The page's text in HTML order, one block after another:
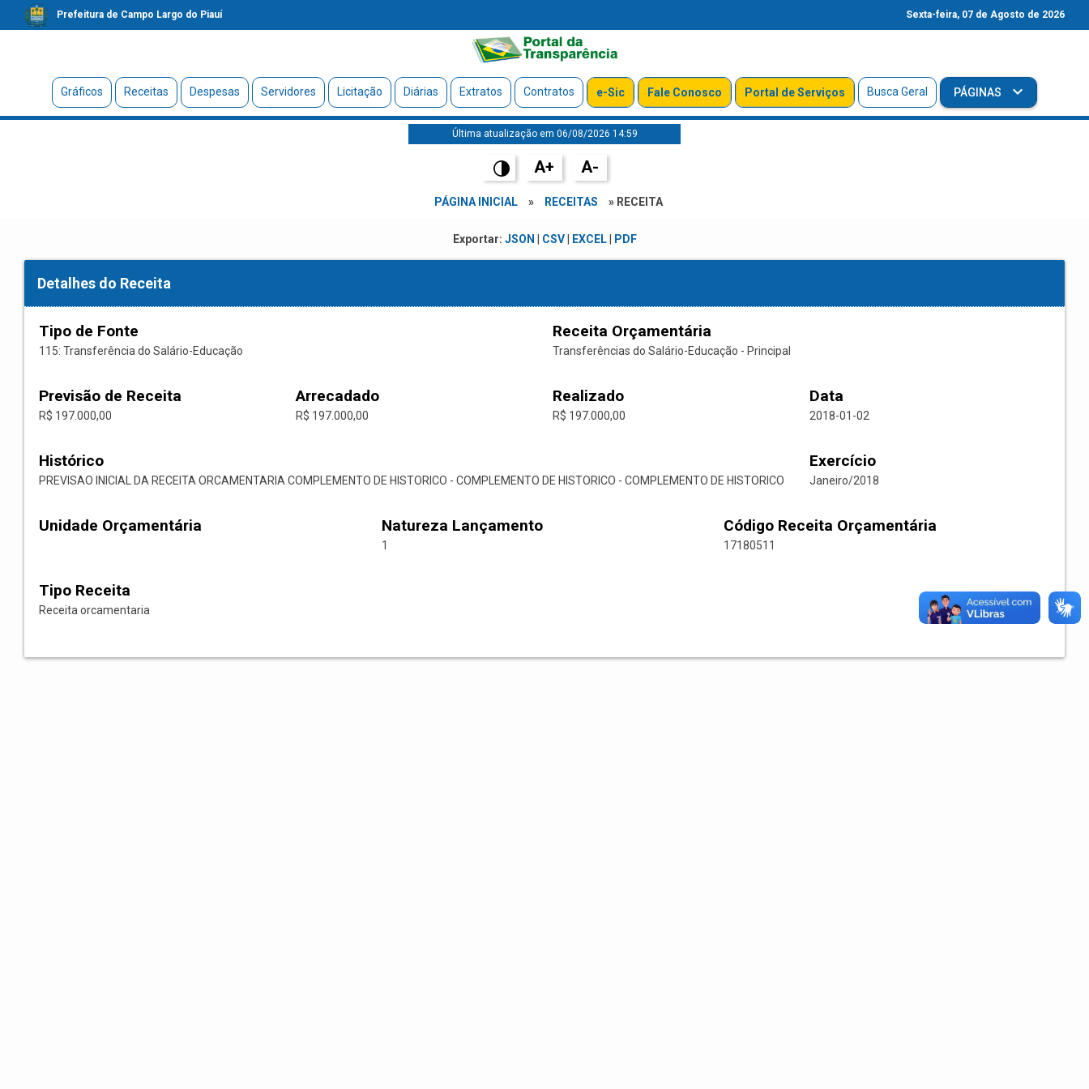
Prefeitura de Campo Largo do Piauí Sexta-feira, 07 de Agosto de 2026
Gráficos Receitas Despesas Servidores Licitação Diárias Extratos Contratos e-Sic Fale Conosco Portal de Serviços Busca Geral PÁGINAS
Última atualização em 06/08/2026 14:59
A+ A-
PÁGINA INICIAL » RECEITAS » RECEITA
Exportar: JSON CSV| EXCEL| PDF
Detalhes do Receita
Tipo de Fonte
115: Transferência do Salário-Educação
Receita Orçamentária
Transferências do Salário-Educação - Principal
Previsão de Receita
R$ 197.000,00
Arrecadado
R$ 197.000,00
Realizado
R$ 197.000,00
Data
2018-01-02
Histórico
PREVISAO INICIAL DA RECEITA ORCAMENTARIA COMPLEMENTO DE HISTORICO - COMPLEMENTO DE HISTORICO - COMPLEMENTO DE HISTORICO
Exercício
Janeiro/2018
Unidade Orçamentária Natureza Lançamento
1
Código Receita Orçamentária
17180511
Tipo Receita
Receita orcamentaria